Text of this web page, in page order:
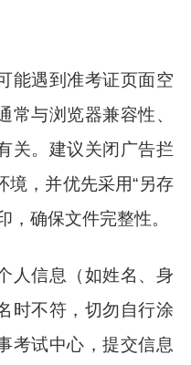
能遇到准考证页面空
常与浏览器兼容性、
关。建议关闭广告拦
境，并优先采用“另存
，确保文件完整性。
人信息（如姓名、身
时不符，切勿自行涂
考试中心，提交信息